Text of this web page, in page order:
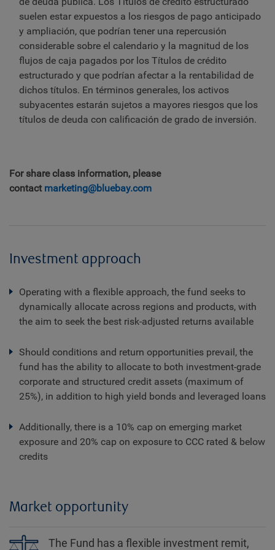
suelen estar expuestos a los riesgos de pago anticipado
y ampliación, que podrían tener una repercusión
considerable sobre el calendario y la magnitud de los
flujos de caja pagados por los Títulos de crédito
estructurado y que podrían afectar a la rentabilidad de
dichos títulos. En términos generales, los activos
subyacentes estarán sujetos a mayores riesgos que los
títulos de deuda con calificación de grado de inversión.
For share class information, please
contact marketing@bluebay.com
Investment approach
Operating with a flexible approach, the fund seeks to
dynamically allocate across regions and products, with
the aim to seek the best risk-adjusted returns available
Should conditions and return opportunities prevail, the
fund has the ability to allocate to both investment-grade
corporate and structured credit assets (maximum of
25%), in addition to high yield bonds and leveraged loans
Additionally, there is a 10% cap on emerging market
exposure and 20% cap on exposure to CCC rated & below
credits
Market opportunity
The Fund has a flexible investment remit,